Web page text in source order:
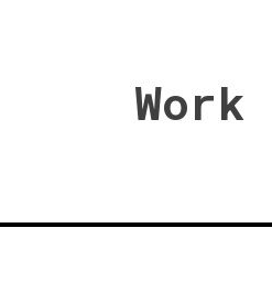
Work